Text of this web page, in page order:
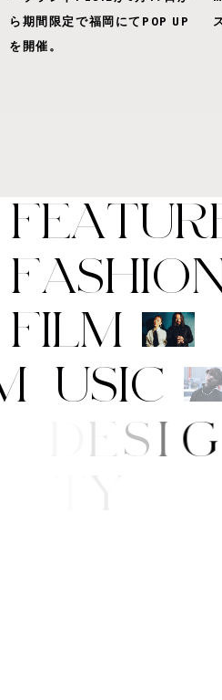
ら期間限定で福岡にてPOP UP
を開催。
FEATUR
FASHIO
FILM
M USIC
T/D ES